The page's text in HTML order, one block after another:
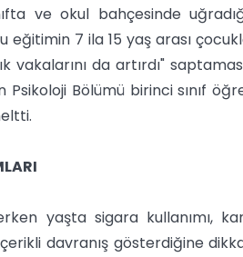
ve okul bahçesinde
eğitimin 7 ila 15 yaş arası
da artırdı"
Bölümü birinci sınıf
yaşta sigara kullanımı,
davranış gösterdiğine